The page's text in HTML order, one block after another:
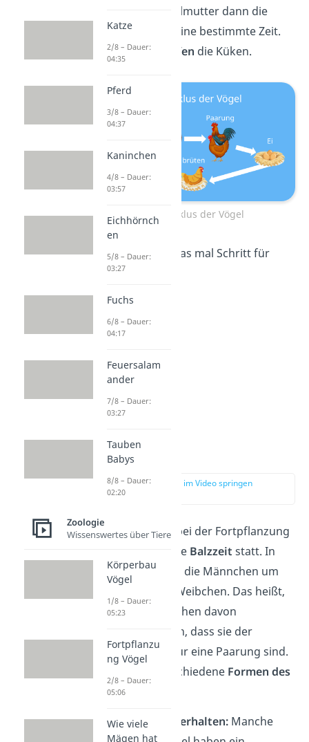
die Vogelmutter dann die
gelegten Eier für eine bestimmte Zeit.
Schließlichschlüpfen die Küken.
Lebenszyklus der Vögel
Schauen wir uns das mal Schritt für
Schritt an!
Balzzeit
zur Stelle im Video springen
Als ersten Schritt bei der Fortpflanzung
der Vögel findet die Balzzeit statt. In
dieser Zeit werben die Männchen um
das ausgewählte Weibchen. Das heißt,
dass sie das Weibchen davon
überzeugen wollen, dass sie der
richtige Partner
für eine Paarung sind.
Dabei gibt es verschiedene Formen des
Balzverhaltens
Äußeres Balzverhalten: Manche
Katze
2/8 – Dauer:
04:35
Pferd
3/8 – Dauer:
04:37
Kaninchen
4/8 – Dauer:
03:57
Eichhörnch
en
5/8 – Dauer:
03:27
Fuchs
6/8 – Dauer:
04:17
Feuersalam
ander
7/8 – Dauer:
03:27
Tauben
Babys
8/8 – Dauer:
02:20
Zoologie
Wissenswertes über Tiere
Körperbau
Vögel
1/8 – Dauer:
05:23
Fortpflanzu
ng Vögel
2/8 – Dauer:
05:06
Wie viele
Mägen hat